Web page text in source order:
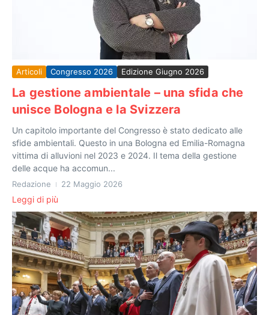
Articoli Congresso 2026 Edizione Giugno 2026
La gestione ambientale – una sfida che
unisce Bologna e la Svizzera
Un capitolo importante del Congresso è stato dedicato alle
sfide ambientali. Questo in una Bologna ed Emilia-Romagna
vittima di alluvioni nel 2023 e 2024. Il tema della gestione
delle acque ha accomun...
Redazione 22 Maggio 2026
Leggi di più